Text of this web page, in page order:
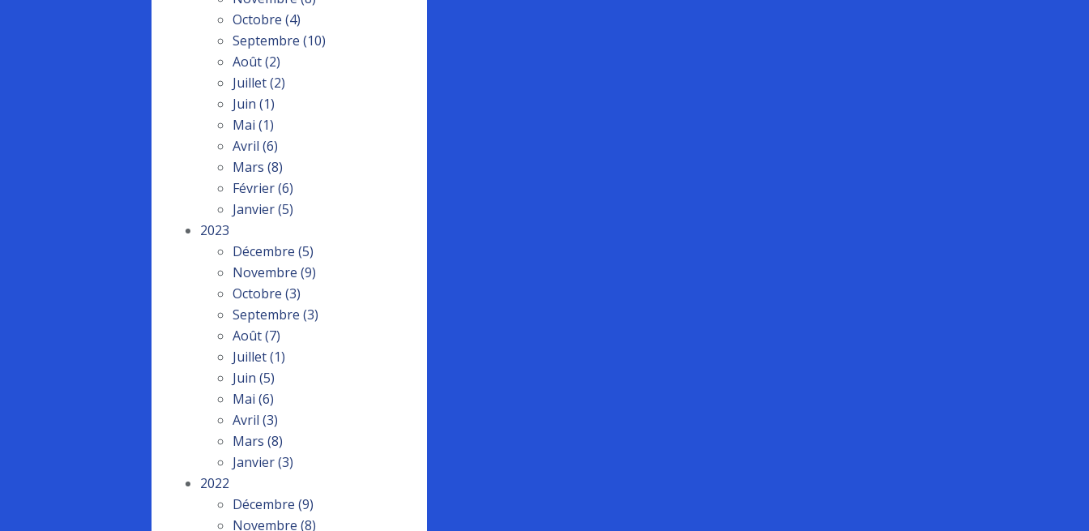
Octobre (4)
Septembre (10)
Août(2)
Juillet(2)
Juin (1)
Mai (1)
Avril (6)
Mars (8)
Février(6)
Janvier(5)
2023
Décembre (5)
Novembre (9)
Octobre (3)
Septembre (3)
Août(7)
Juillet(1)
Juin (5)
Mai (6)
Avril (3)
Mars (8)
Janvier(3)
2022
Décembre (9)
Novembre (8)